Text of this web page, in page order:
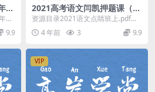
一
一
9.9
2021高考语文闫凯押题课（冲
刺班）（高清视频）百度网盘
分享下载
资源目录2021语文点睛班上.pdf闫
凯-点睛02决胜秘籍-高考热点题型
之现代文...
4 年前 3 9.9
VIP